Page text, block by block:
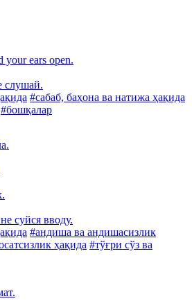
your ears open.
слушай.
#сабаб, баҳона ва натижа ҳақида
#бошқалар
суйся вводу.
#андиша ва андишасизлик
ҳақида #тўғри сўз ва